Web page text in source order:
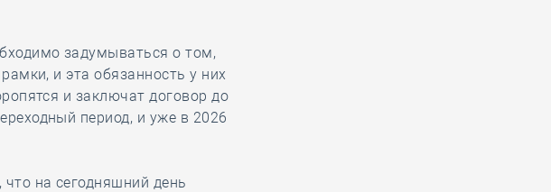
задумываться о том,
и эта обязанность у них
и заключат договор до
период, и уже в 2026
на сегодняшний день